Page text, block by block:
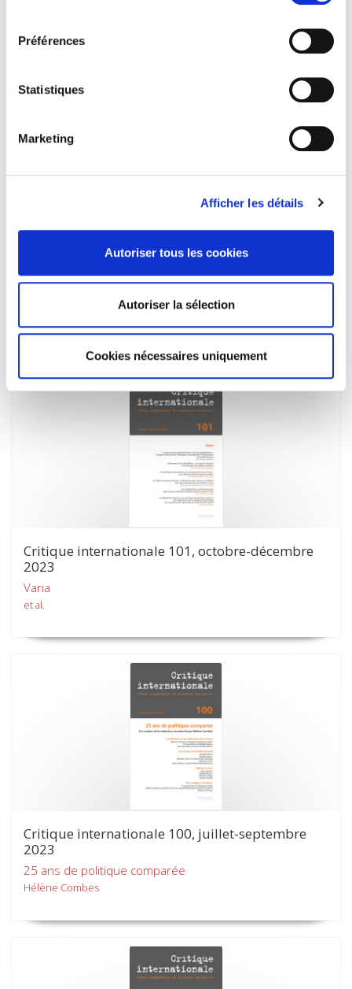
Préférences
Statistiques
Marketing
Afficher les détails
Autoriser tous les cookies
Autoriser la sélection
Cookies nécessaires uniquement
Des mobilisations transnationales par et pour les
Monique J. Beerli, Nora El Qadim
Critique internationale 101, octobre-décembre
2023
Varia
et al.
Critique internationale 100, juillet-septembre
2023
25 ans de politique comparée
Hélène Combes